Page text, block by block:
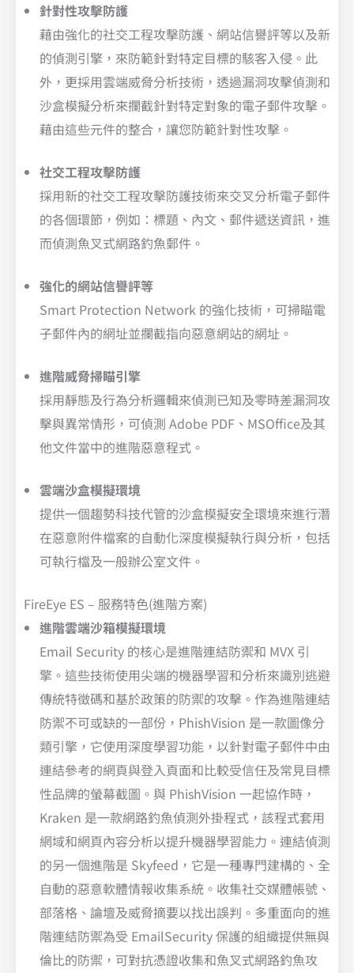
針對性攻擊防護
藉由強化的社交工程攻擊防護、網站信譽評等以及新
的偵測引擎，來防範針對特定目標的駭客入侵。此
外，更採用雲端威脅分析技術，透過漏洞攻擊偵測和
沙盒模擬分析來攔截針對特定對象的電子郵件攻擊。
藉由這些元件的整合，讓您防範針對性攻擊。
社交工程攻擊防護
採用新的社交工程攻擊防護技術來交叉分析電子郵件
的各個環節，例如：標題、內文、郵件遞送資訊，進
而偵測魚叉式網路釣魚郵件。
強化的網站信譽評等
Smart Protection Network 的強化技術，可掃瞄電
子郵件內的網址並攔截指向惡意網站的網址。
進階威脅掃瞄引擎
採用靜態及行為分析邏輯來偵測已知及零時差漏洞攻
擊與異常情形，可偵測 Adobe PDF、MSOffice及其
他文件當中的進階惡意程式。
雲端沙盒模擬環境
提供一個趨勢科技代管的沙盒模擬安全環境來進行潛
在惡意附件檔案的自動化深度模擬執行與分析，包括
可執行檔及一般辦公室文件。
FireEye ES – 服務特色(進階方案)
進階雲端沙箱模擬環境
Email Security 的核心是進階連結防禦和 MVX 引
擎。這些技術使用尖端的機器學習和分析來識別逃避
傳統特徵碼和基於政策的防禦的攻擊。作為進階連結
防禦不可或缺的一部份，PhishVision 是一款圖像分
類引擎，它使用深度學習功能，以針對電子郵件中由
連結參考的網頁與登入頁面和比較受信任及常見目標
性品牌的螢幕截圖。與 PhishVision 一起協作時，
Kraken 是一款網路釣魚偵測外掛程式，該程式套用
網域和網頁內容分析以提升機器學習能力。連結偵測
的另一個進階是 Skyfeed，它是一種專門建構的、全
自動的惡意軟體情報收集系統。收集社交媒體帳號、
部落格、論壇及威脅摘要以找出誤判。多重面向的進
階連結防禦為受 EmailSecurity 保護的組織提供無與
倫比的防禦，可對抗憑證收集和魚叉式網路釣魚攻